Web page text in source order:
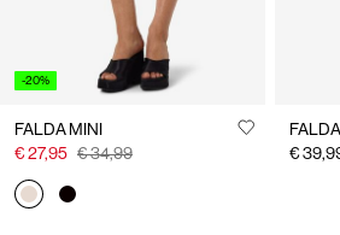
-20%
FALDA MINI
€ 27,95 € 34,99
€